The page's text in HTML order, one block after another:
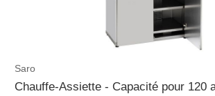
Saro
Chauffe-Assiette - Capacité pour 120